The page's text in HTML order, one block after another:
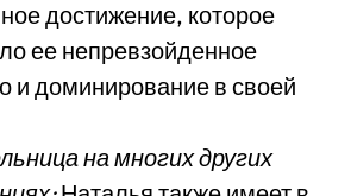
достижение, которое
ее непревзойденное
и доминирование в своей
на многих других